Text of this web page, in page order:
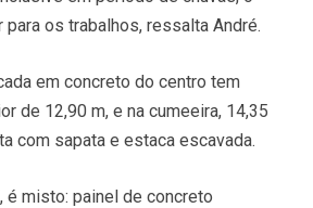
os trabalhos, ressalta André.
em concreto do centro tem
de 12,90 m, e na cumeeira, 14,35
com sapata e estaca escavada.
é misto: painel de concreto